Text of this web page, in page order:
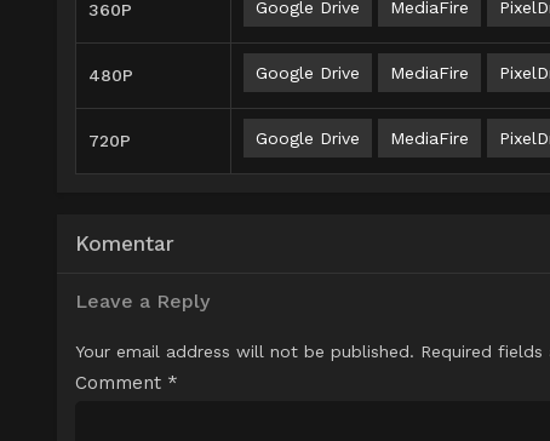
360P Google Drive MediaFire
480P Google Drive MediaFire
720P Google Drive MediaFire
Komentar
Leave a Reply
Your email address will not be published. Required fields
Comment *